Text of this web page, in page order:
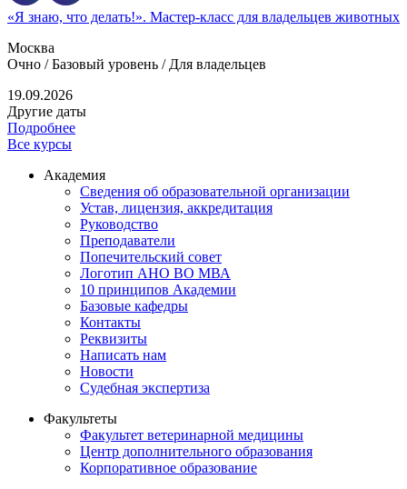
«Я знаю, что делать!». Мастер-класс для владельцев животных
Москва
Очно / Базовый уровень / Для владельцев
19.09.2026
Другие даты
Подробнее
Все курсы
Академия
Сведения об образовательной организации
Устав, лицензия, аккредитация
Руководство
Преподаватели
Попечительский совет
Логотип АНО ВО МВА
10 принципов Академии
Базовые кафедры
Контакты
Реквизиты
Написать нам
Новости
Судебная экспертиза
Факультеты
Факультет ветеринарной медицины
Центр дополнительного образования
Корпоративное образование